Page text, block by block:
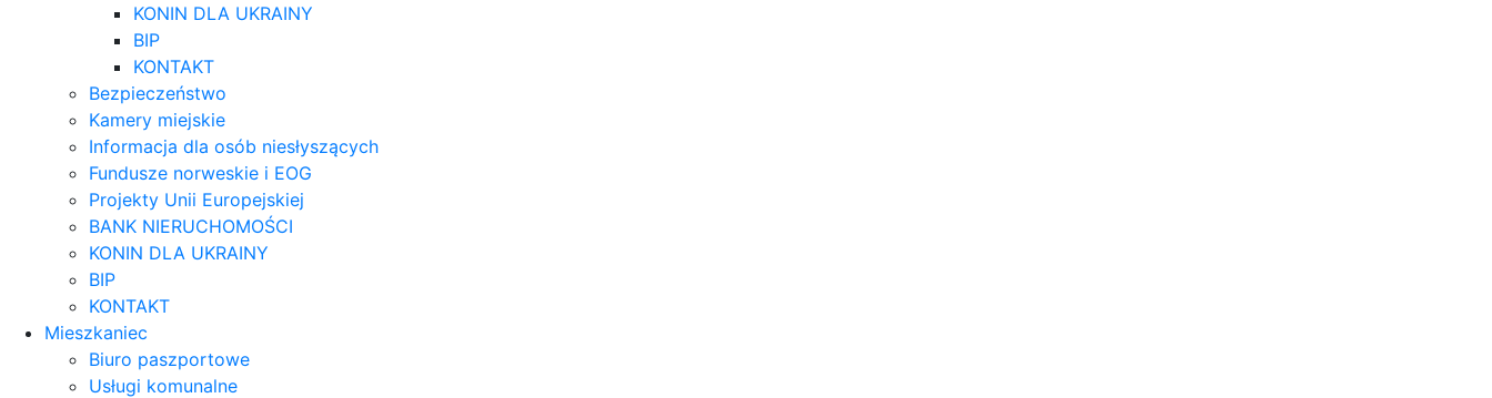
KONIN DLA UKRAINY
BIP
KONTAKT
Bezpieczeństwo
Kamery miejskie
Informacja dla osób niesłyszących
Fundusze norweskie i EOG
Projekty Unii Europejskiej
BANK NIERUCHOMOŚCI
KONIN DLA UKRAINY
BIP
KONTAKT
Mieszkaniec
Biuro paszportowe
Usługi komunalne